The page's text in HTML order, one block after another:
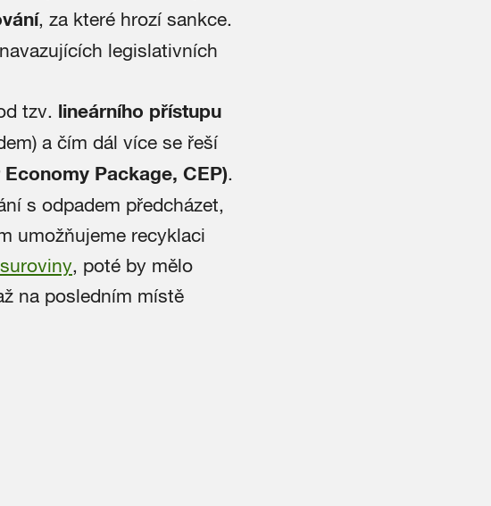
, za které hrozí sankce.
legislativních
tzv. lineárního přístupu
a čím dál více se řeší
Package, CEP).
s odpadem předcházet,
umožňujeme recyklaci
, poté by mělo
na posledním místě